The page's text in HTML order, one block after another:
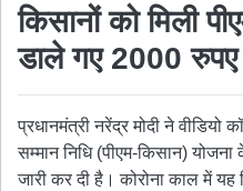
किसानों को मिली
डाले गए 2000 रुपए
प्रधानमंत्री नरेंद्र मोदी ने वीडियो
सम्मान निधि (पीएम-किसान)
जारी कर दी है। कोरोना काल में